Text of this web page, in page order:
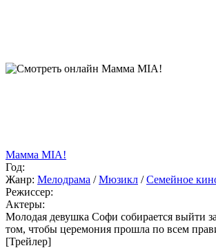
Мамма MIA!
Год:
Жанр: Мелодрама /Мюзикл /Семейное
Режиссер:
Актеры:
Молодая девушка Софи собирается выйти
том, чтобы церемония прошла по всем
[Трейлер]